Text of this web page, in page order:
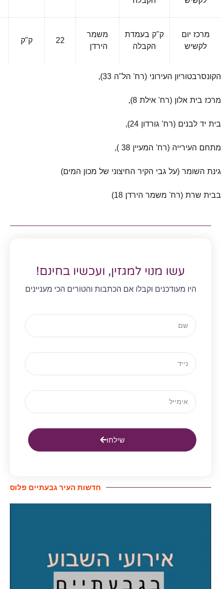
מרכז יום
לקשיש
ק"ק בעמדת
הקבלה
משמר
הירדן 22 ק"ק
הקונסרבטוריון העירוני (רח' הל"ה 33),
מרכז בית אלון (רח' אילת 8),
בית יד לבנים (רח' גורדון 24),
מתחם העירייה (רח' המעיין 38 ),
גינת השומר (על גבי הקיר החיצוני של מכון המים)
בבית שרת (רח' משמר הירדן 18)
עשו מנוי למגזין, ועכשיו בחינם!
היו מעודכנים וקבלו אם הכתבות והטורים הכי מעניינים
שילחו
חדשות העיר גבעתיים פלוס